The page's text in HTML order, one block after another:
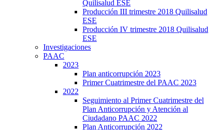
Quilisalud ESE
Producción III trimestre 2018 Quilisalud
ESE
Producción IV trimestre 2018 Quilisalud
ESE
Investigaciones
PAAC
2023
Plan anticorrupción 2023
Primer Cuatrimestre del PAAC 2023
2022
Seguimiento al Primer Cuatrimestre del
Plan Anticorrupción y Atención al
Ciudadano PAAC 2022
Plan Anticorrupción 2022